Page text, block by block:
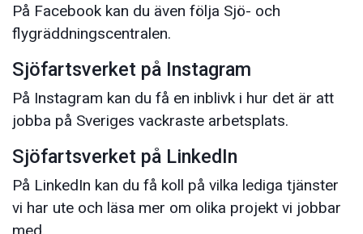
På Facebook kan du även följa Sjö- och
flygräddningscentralen.
Sjöfartsverket på Instagram
På Instagram kan du få en inblivk i hur det är att
jobba på Sveriges vackraste arbetsplats.
Sjöfartsverket på LinkedIn
På LinkedIn kan du få koll på vilka lediga tjänster
vi har ute och läsa mer om olika projekt vi jobbar
med.